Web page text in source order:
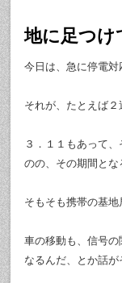
地に足つけ
今日は、急に停電対
それが、たとえば２
３．１１もあって
のの、その期間とな
そもそも携帯の基地
車の移動も、信号
なるんだ、とか話